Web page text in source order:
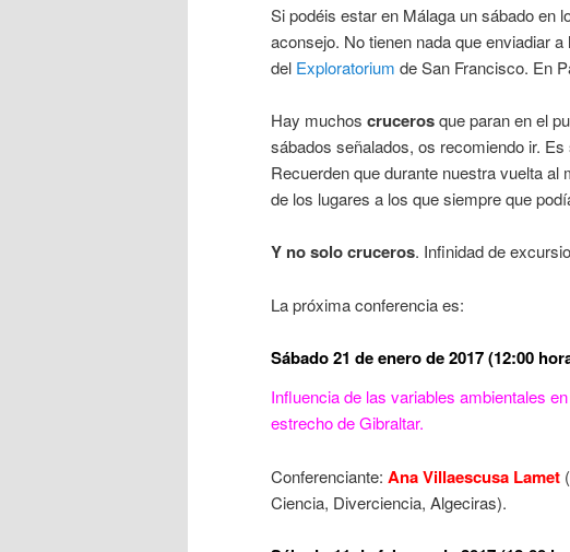
Si podéis estar en Málaga un sábado en
aconsejo. No tienen nada que enviadiar a
del Exploratorium de San Francisco. En
Hay muchos crucerosque paran en el
sábados señalados, os recomiendo ir.
Recuerden que durante nuestra vuelta
de los lugares a los que siempre que
Y no solo cruceros. Infinidad de
La próxima conferencia es:
Sábado 21 de enero de 2017 (12:00
Influencia de las variables ambientales
estrecho de Gibraltar.
Conferenciante: Ana Villaescusa Lamet
Ciencia, Diverciencia, Algeciras).